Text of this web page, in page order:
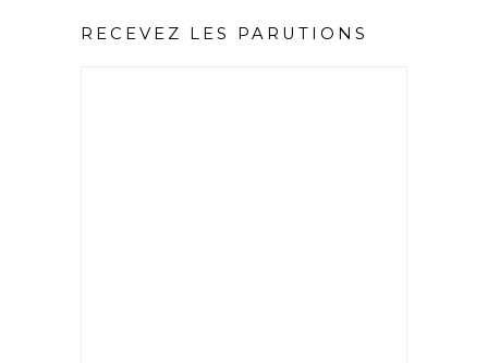
RECEVEZ LES PARUTIONS